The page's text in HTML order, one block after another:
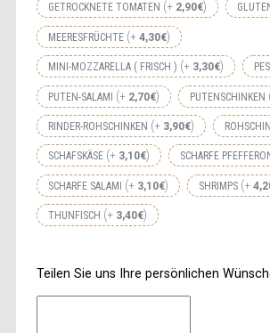
GETROCKNETE TOMATEN + 2,90€
MEERESFRÜCHTE + 4,30€
MINI-MOZZARELLA ( FRISCH ) + 3,30€
PUTEN-SALAMI + 2,70€ PUTENSCHINKEN
RINDER-ROHSCHINKEN + 3,90€
SCHAFSKÄSE + 3,10€ SCHARFE
SCHARFE SALAMI + 3,10€ SHRIMPS +
THUNFISCH + 3,40€
Teilen Sie uns Ihre persönlichen